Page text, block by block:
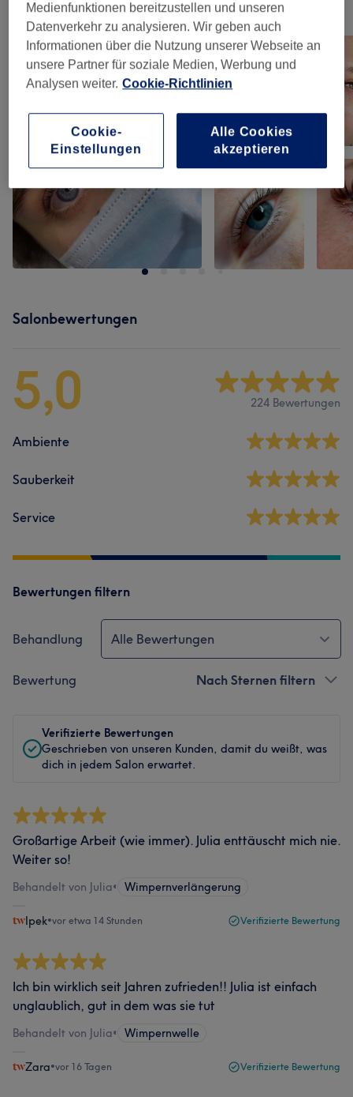
Unsere Arbeit
Bild anklicken für weitere Details
Salonbewertungen
5,0 224 Bewertungen
Ambiente
Sauberkeit
Service
Bewertungen filtern
Behandlung Alle Bewertungen
Bewertung Nach Sternen filtern
Verifizierte Bewertungen
Geschrieben von unseren Kunden, damit du weißt, was
dich in jedem Salon erwartet.
Großartige Arbeit (wie immer). Julia enttäuscht mich nie.
Weiter so!
Behandelt von Julia• Wimpernverlängerung
Ipek•vor etwa 14 Stunden Verifizierte Bewertung
Ich bin wirklich seit Jahren zufrieden!! Julia ist einfach
unglaublich, gut in dem was sie tut
Behandelt von Julia• Wimpernwelle
Zara•vor 16 Tagen Verifizierte Bewertung
Medienfunktionen bereitzustellen und unseren
Datenverkehr zu analysieren. Wir geben auch
Informationen über die Nutzung unserer Webseite an
unsere Partner für soziale Medien, Werbung und
Analysen weiter. Cookie-Richtlinien
Cookie-
Einstellungen
Alle Cookies
akzeptieren